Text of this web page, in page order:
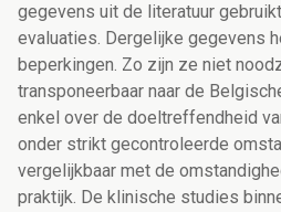
gegevens uit de literatuur
evaluaties. Dergelijke gegevens
beperkingen. Zo zijn ze niet
transponeerbaar naar de
enkel over de doeltreffendheid
onder strikt gecontroleerde
vergelijkbaar met de
praktijk. De klinische studies